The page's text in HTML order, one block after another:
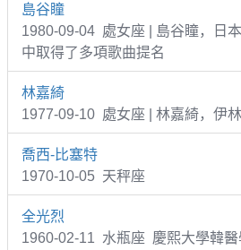
島谷瞳
1980-09-04 處女座 | 島谷瞳，日
中取得了多項歌曲提名
林嘉綺
1977-09-10 處女座 | 林嘉綺，伊
喬西-比塞特
1970-10-05 天秤座
全光烈
1960-02-11 水瓶座 慶熙大學韓醫